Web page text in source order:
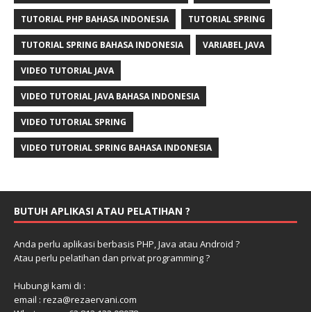
TUTORIAL PHP BAHASA INDONESIA TUTORIAL SPRING
TUTORIAL SPRING BAHASA INDONESIA VARIABEL JAVA
VIDEO TUTORIAL JAVA
VIDEO TUTORIAL JAVA BAHASA INDONESIA
VIDEO TUTORIAL SPRING
VIDEO TUTORIAL SPRING BAHASA INDONESIA
BUTUH APLIKASI ATAU PELATIHAN ?
Anda perlu aplikasi berbasis PHP, Java atau Android ?
Atau perlu pelatihan dan privat programming ?
Hubungi kami di :
email : reza@rezaervani.com